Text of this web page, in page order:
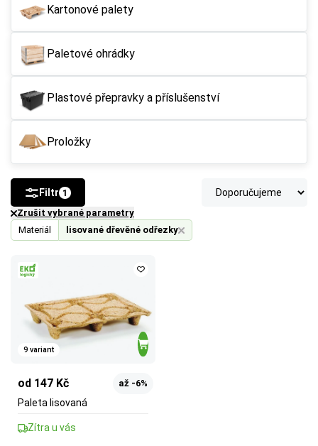
Kartonové palety
Paletové ohrádky
Plastové přepravky a příslušenství
Proložky
Materiál lisované dřevěné odřezky
Zrušit vybrané parametry
Filtr 1
9 variant
od 147 Kč až -6%
Paleta lisovaná
Zítra u vás